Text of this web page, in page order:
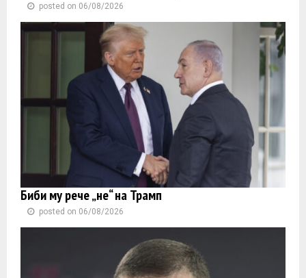
posted on 06/08/2026
Биби му рече „не“ на Трамп
posted on 06/08/2026